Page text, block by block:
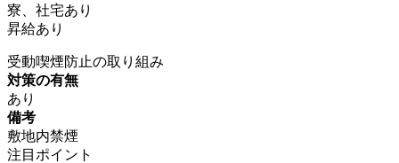
寮、社宅あり
昇給あり
受動喫煙防止の取り組み
対策の有無
あり
備考
敷地内禁煙
注目ポイント